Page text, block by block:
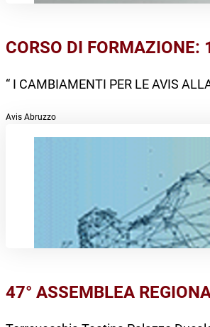
CORSO DI
“ I CAMBIAMENTI PER LE AVIS
Avis Abruzzo
47° ASSEMBLEA